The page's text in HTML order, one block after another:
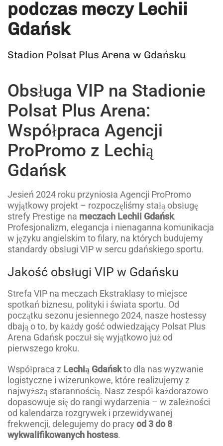
podczas meczy Lechii
Gdańsk
Stadion Polsat Plus Arena w Gdańsku
Obsługa VIP na Stadionie
Polsat Plus Arena:
Współpraca Agencji
ProPromo z Lechią
Gdańsk
Jesień 2024 roku przyniosła Agencji ProPromo
wyjątkowy projekt – rozpoczęliśmy stałą obsługę
strefy Prestige na meczach Lechii Gdańsk.
Profesjonalizm, elegancja i nienaganna komunikacja
w języku angielskim to filary, na których budujemy
standardy obsługi VIP w sercu gdańskiego sportu.
Jakość obsługi VIP w Gdańsku
Strefa VIP na meczach Ekstraklasy to miejsce
spotkań biznesu, polityki i świata sportu. Od
początku sezonu jesiennego 2024, nasze hostessy
dbają o to, by każdy gość odwiedzający Polsat Plus
Arena Gdańsk poczuł się wyjątkowo już od
pierwszego kroku.
Współpraca z Lechią Gdańskto dla nas wyzwanie
logistyczne i wizerunkowe, które realizujemy z
najwyższą starannością. Nasz zespół każdorazowo
dopasowuje się do rangi wydarzenia – w zależności
od kalendarza rozgrywek i przewidywanej
frekwencji, delegujemy do pracy od 3 do 8
wykwalifikowanych hostess.